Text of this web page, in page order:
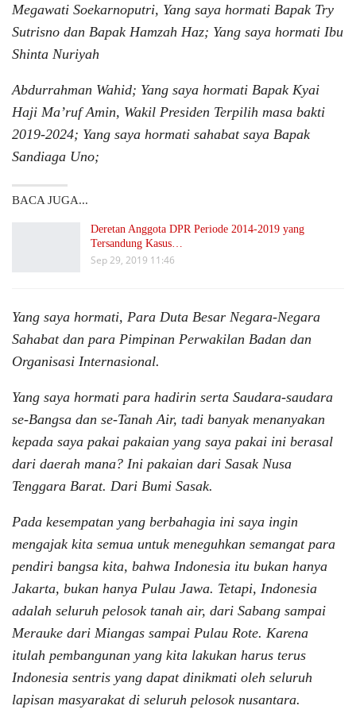
Megawati Soekarnoputri, Yang saya hormati Bapak Try
Sutrisno dan Bapak Hamzah Haz; Yang saya hormati Ibu
Shinta Nuriyah
Abdurrahman Wahid; Yang saya hormati Bapak Kyai
Haji Ma’ruf Amin, Wakil Presiden Terpilih masa bakti
2019-2024; Yang saya hormati sahabat saya Bapak
Sandiaga Uno;
BACA JUGA...
Deretan Anggota DPR Periode 2014-2019 yang
Tersandung Kasus…
Sep 29, 2019 11:46
Yang saya hormati, Para Duta Besar Negara-Negara
Sahabat dan para Pimpinan Perwakilan Badan dan
Organisasi Internasional.
Yang saya hormati para hadirin serta Saudara-saudara
se-Bangsa dan se-Tanah Air, tadi banyak menanyakan
kepada saya pakai pakaian yang saya pakai ini berasal
dari daerah mana? Ini pakaian dari Sasak Nusa
Tenggara Barat. Dari Bumi Sasak.
Pada kesempatan yang berbahagia ini saya ingin
mengajak kita semua untuk meneguhkan semangat para
pendiri bangsa kita, bahwa Indonesia itu bukan hanya
Jakarta, bukan hanya Pulau Jawa. Tetapi, Indonesia
adalah seluruh pelosok tanah air, dari Sabang sampai
Merauke dari Miangas sampai Pulau Rote. Karena
itulah pembangunan yang kita lakukan harus terus
Indonesia sentris yang dapat dinikmati oleh seluruh
lapisan masyarakat di seluruh pelosok nusantara.